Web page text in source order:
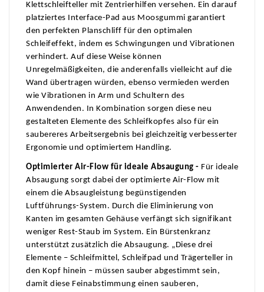
Klettschleifteller mit Zentrierhilfen versehen. Ein darauf
platziertes Interface-Pad aus Moosgummi garantiert
den perfekten Planschliff für den optimalen
Schleifeffekt, indem es Schwingungen und Vibrationen
verhindert. Auf diese Weise können
Unregelmäßigkeiten, die anderenfalls vielleicht auf die
Wand übertragen würden, ebenso vermieden werden
wie Vibrationen in Arm und Schultern des
Anwendenden. In Kombination sorgen diese neu
gestalteten Elemente des Schleifkopfes also für ein
saubereres Arbeitsergebnis bei gleichzeitig verbesserter
Ergonomie und optimiertem Handling.
Optimierter Air-Flow für ideale Absaugung - Für ideale
Absaugung sorgt dabei der optimierte Air-Flow mit
einem die Absaugleistung begünstigenden
Luftführungs-System. Durch die Eliminierung von
Kanten im gesamten Gehäuse verfängt sich signifikant
weniger Rest-Staub im System. Ein Bürstenkranz
unterstützt zusätzlich die Absaugung. „Diese drei
Elemente – Schleifmittel, Schleifpad und Trägerteller in
den Kopf hinein – müssen sauber abgestimmt sein,
damit diese Feinabstimmung einen sauberen,